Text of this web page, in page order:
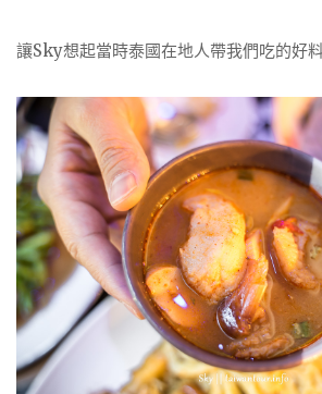
讓Sky想起當時泰國在地人帶我們吃的好料